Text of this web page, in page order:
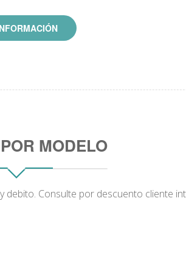
MODELO
Consulte por descuento cliente